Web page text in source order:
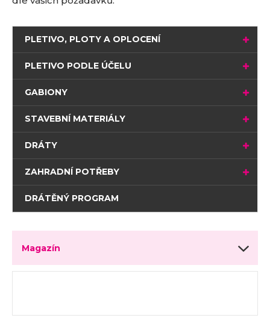
PLETIVO, PLOTY A OPLOCENÍ
PLETIVO PODLE ÚČELU
GABIONY
STAVEBNÍ MATERIÁLY
DRÁTY
ZAHRADNÍ POTŘEBY
DRÁTĚNÝ PROGRAM
Magazín